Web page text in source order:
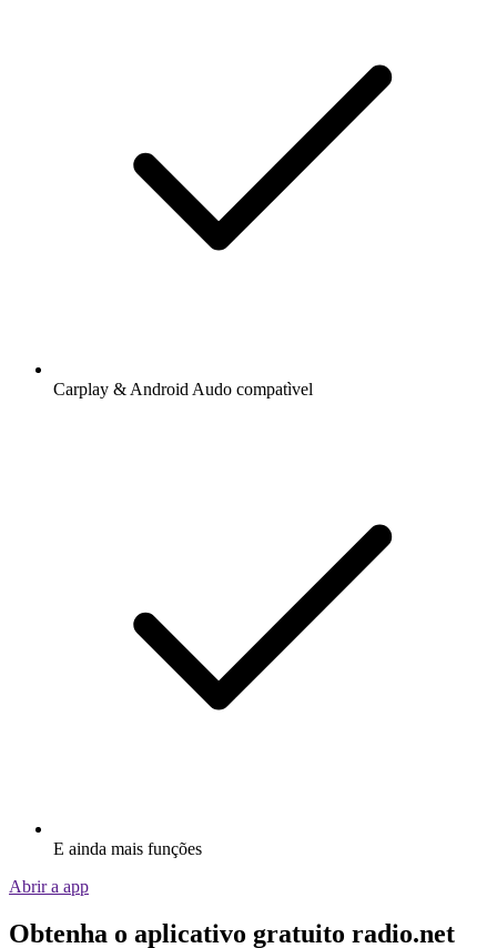
Carplay & Android Audo compatìvel
E ainda mais funções
Abrir a app
Obtenha o aplicativo gratuito radio.net